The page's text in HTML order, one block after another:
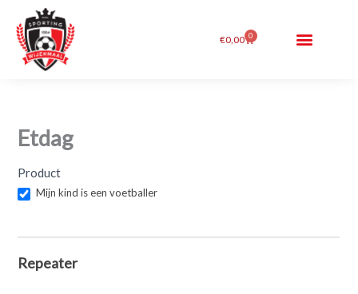
inhoud
naar
€0,00 0
Winkelwagen
Etdag
Eetdag
Product
Mijn kind is een voetballer
Repeater